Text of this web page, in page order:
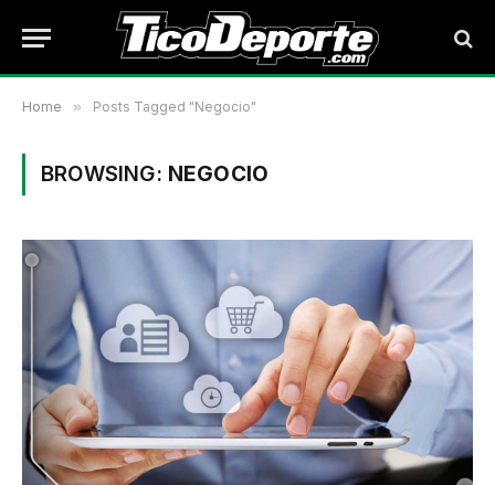
Home » Posts Tagged "Negocio"
BROWSING: NEGOCIO